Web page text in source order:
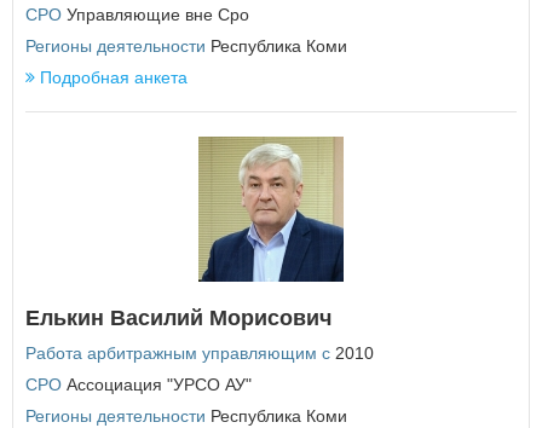
Магаданская область
Московская область
Мурманская область
Ненецкий автономный округ
Нижегородская область
Новгородская область
Новосибирская область
Омская область
Орловская область
П
СРО Управляющие вне Сро
Регионы деятельности Республика Коми
Подробная анкета
Елькин Василий Морисович
Работа арбитражным управляющим с 2010
СРО Ассоциация "УРСО АУ"
Регионы деятельности Республика Коми
Заголовок модального окна ×
Имя пользователя: